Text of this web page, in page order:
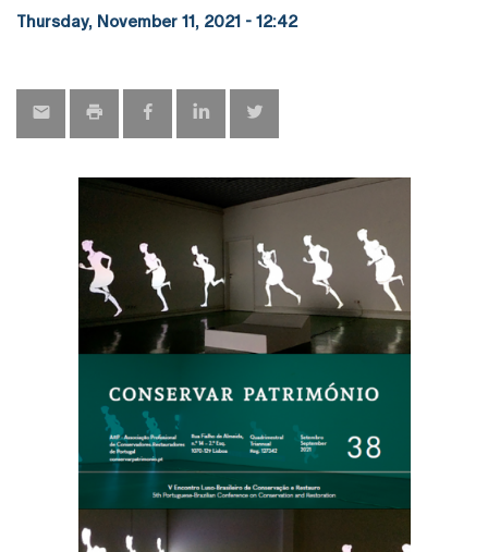
Thursday, November 11, 2021 - 12:42